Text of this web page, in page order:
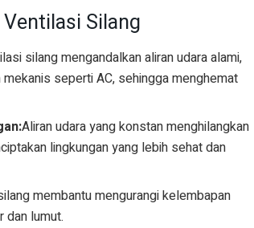
Silang
silang mengandalkan aliran udara alami,
seperti AC, sehingga menghemat
Aliran udara yang konstan menghilangkan
lingkungan yang lebih sehat dan
membantu mengurangi kelembapan
dan lumut.